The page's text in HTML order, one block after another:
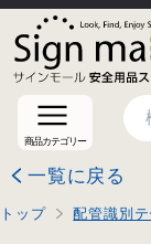
商品カテゴリー
一覧に戻る
トップ 配管識別